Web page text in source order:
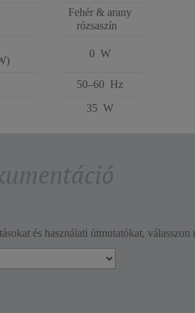
Fehér & arany
rózsaszín
0 W
50–60 Hz
35 W
és használati útmutatókat, válasszon